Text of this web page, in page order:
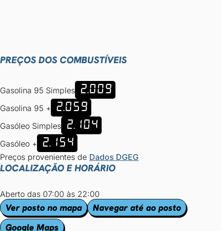
PREÇOS DOS COMBUSTÍVEIS
Gasolina 95 Simples 2.009
Gasolina 95 + 2.059
Gasóleo Simples 2.104
Gasóleo + 2.154
Preços provenientes de Dados DGEG
LOCALIZAÇÃO E HORÁRIO
Aberto das 07:00 às 22:00
Ver posto no mapa
Navegar até ao posto
Google Maps